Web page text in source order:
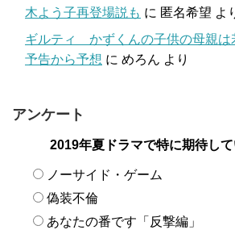
木よう子再登場説も に 匿名希望 よ
ギルティ かずくんの子供の母親は
予告から予想 に めろん より
アンケート
2019年夏ドラマで特に期待し
ノーサイド・ゲーム
偽装不倫
あなたの番です「反撃編」